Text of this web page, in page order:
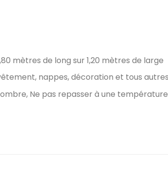
mètres de long sur 1,20 mètres de large
nappes, décoration et tous
Ne pas repasser à une